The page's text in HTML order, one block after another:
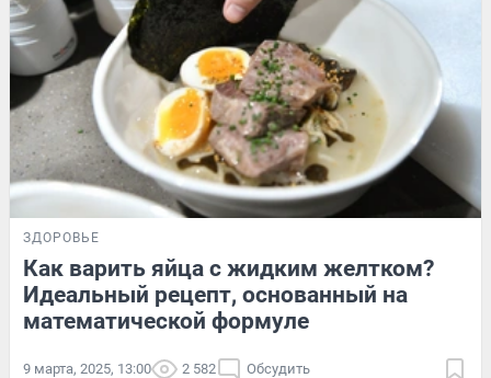
ЗДОРОВЬЕ
Как варить яйца с жидким желтком?
Идеальный рецепт, основанный на
математической формуле
9 марта, 2025, 13:00 2 582 Обсудить